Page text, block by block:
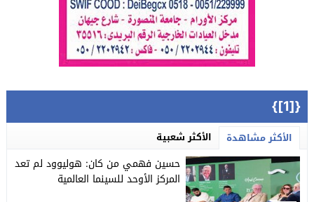
{[1]}
الأكثر مشاهدة الأكثر شعبية
حسين فهمي من كان: هوليوود لم تعد
المركز الأوحد للسينما العالمية